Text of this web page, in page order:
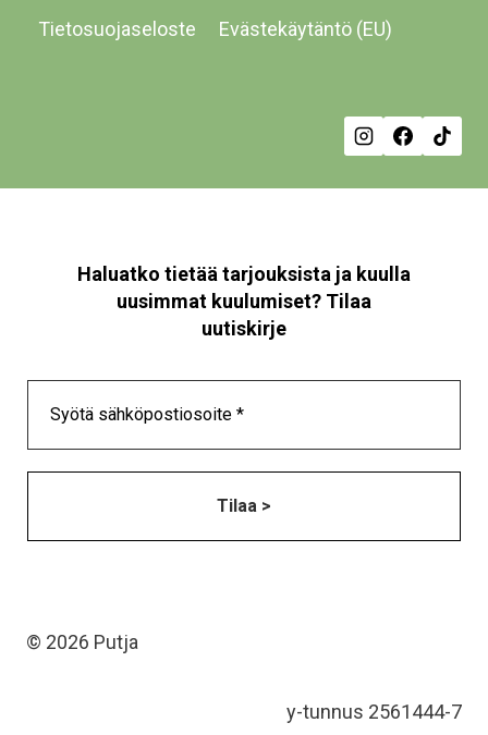
Tietosuojaseloste
Evästekäytäntö (EU)
Haluatko tietää tarjouksista ja kuulla
uusimmat kuulumiset? Tilaa
uutiskirje
© 2026 Putja
y-tunnus 2561444-7